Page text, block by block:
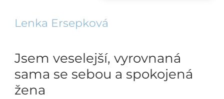
Lenka Ersepková
Jsem veselejší, vyrovnaná
sama se sebou a spokojená
žena